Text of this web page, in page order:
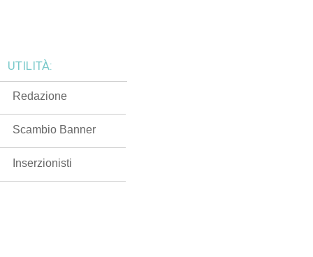
UTILITÀ:
Redazione
Scambio Banner
Inserzionisti